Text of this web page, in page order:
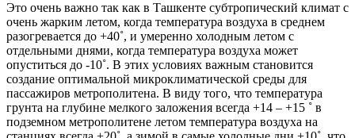
Это очень важно так как в Ташкенте субтропический климат с
очень жарким летом, когда температура воздуха в среднем
разогревается до +40˚, и умеренно холодным летом с
отдельными днями, когда температура воздуха может
опуститься до -10˚. В этих условиях важным становится
создание оптимальной микроклиматической среды для
пассажиров метрополитена. В виду того, что температура
грунта на глубине мелкого заложения всегда +14 – +15 ˚ в
подземном метрополитене летом температура воздуха на